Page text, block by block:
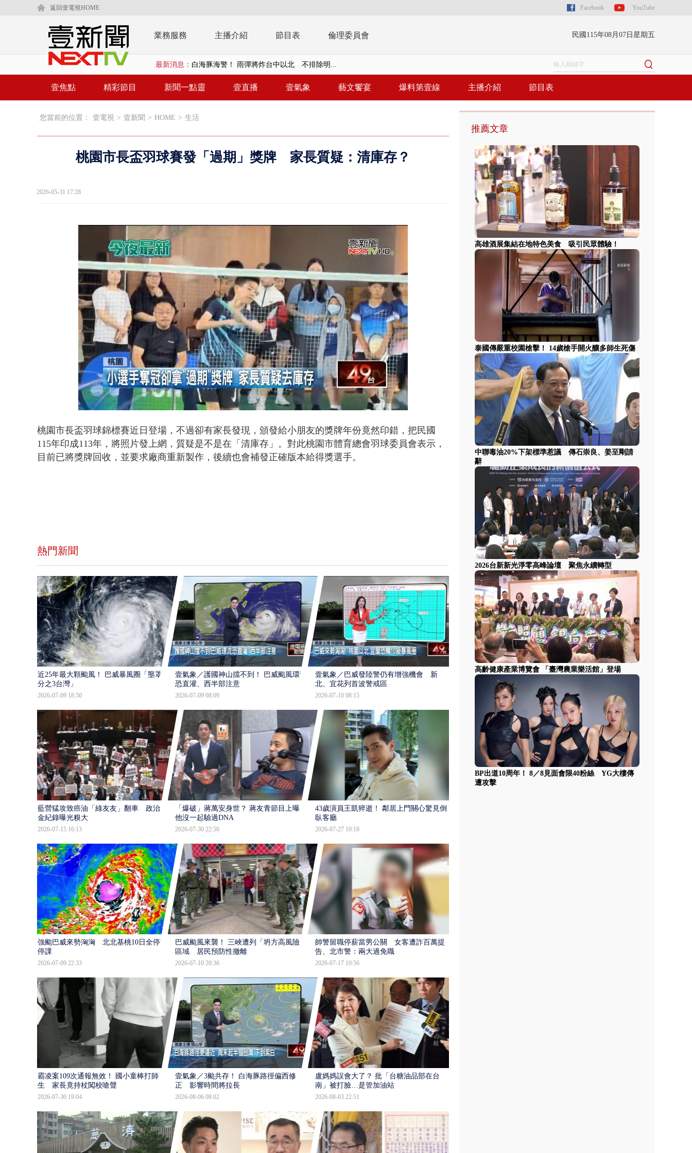
返回壹電視HOME Facebook YouTube
業務服務 主播介紹 節目表 倫理委員會 民國115年08月07日星期五
最新消息： 白海豚海警！ 雨彈將炸台中以北 不排除明...
沖繩機場航班取消！ 滯留旅客「拚手速」搶...
名律狠詐慈濟10億！ 豪宅藏「9千萬鈔票磚、...
壹焦點 精彩節目 新聞一點靈 壹直播 壹氣象 藝文饗宴 爆料第壹線 主播介紹 節目表
您當前的位置： 壹電視 > 壹新聞 > HOME > 生活
桃園市長盃羽球賽發「過期」獎牌 家長質疑：清庫存？
2026-05-31 17:28
Unmute Loaded:
52.34%
桃園市長盃羽球錦標賽近日登場，不過卻有家長發現，頒發給小朋友的獎牌年份竟然印錯，把民國
115年印成113年，將照片發上網，質疑是不是在「清庫存」。對此桃園市體育總會羽球委員會表示，
目前已將獎牌回收，並要求廠商重新製作，後續也會補發正確版本給得獎選手。
熱門新聞
近25年最大顆颱風！ 巴威暴風圈「壟罩4
分之3台灣」
2026-07-09 18:50
壹氣象／護國神山擋不到！ 巴威颱風環流
恐直灌、西半部注意
2026-07-09 08:09
壹氣象／巴威發陸警仍有增強機會 新
北、宜花列首波警戒區
2026-07-10 08:15
藍營猛攻致癌油「綠友友」翻車 政治獻
金紀錄曝光糗大
2026-07-15 16:13
「爆破」蔣萬安身世？ 蔣友青節目上曝：
他沒一起驗過DNA
2026-07-30 22:50
43歲演員王凱猝逝！ 鄰居上門關心驚見倒
臥客廳
2026-07-27 10:18
強颱巴威來勢洶洶 北北基桃10日全停班
停課
2026-07-09 22:33
巴威颱風來襲！ 三峽遭列「坍方高風險」
區域 居民預防性撤離
2026-07-10 20:36
帥警留職停薪當男公關 女客遭詐百萬提
告、北市警：兩大過免職
2026-07-17 10:56
霸凌案109次通報無效！ 國小童棒打師
生 家長竟持杖闖校嗆聲
2026-07-30 19:04
壹氣象／3颱共存！ 白海豚路徑偏西修
正 影響時間將拉長
2026-08-06 08:02
盧媽媽誤會大了？ 批「台糖油品部在台
南」被打臉…是管加油站
2026-08-03 22:51
推薦文章
高雄酒展集結在地特色美食 吸引民眾體驗！
泰國傳嚴重校園槍擊！ 14歲槍手開火釀多師生死傷
中聯毒油20%下架標準惹議 傳石崇良、姜至剛請
辭
2026台新新光淨零高峰論壇 聚焦永續轉型
高齡健康產業博覽會 「臺灣農業樂活館」登場
BP出道10周年！ 8／8見面會限40粉絲 YG大樓傳
遭攻擊